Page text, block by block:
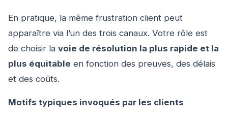
En pratique, la même frustration client peut
apparaître via l’un des trois canaux. Votre rôle est
de choisir la voie de résolution la plus rapide et la
plus équitable en fonction des preuves, des délais
et des coûts.
Motifs typiques invoqués par les clients